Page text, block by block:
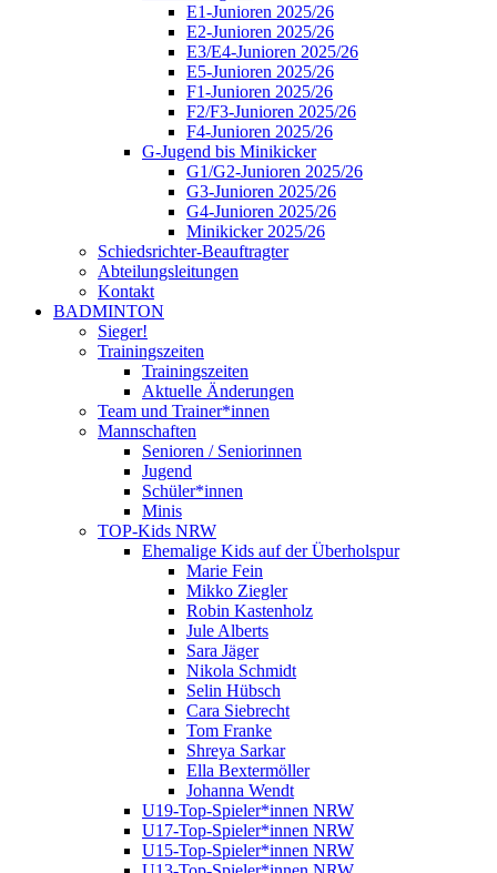
E1-Junioren 2025/26
E2-Junioren 2025/26
E3/E4-Junioren 2025/26
E5-Junioren 2025/26
F1-Junioren 2025/26
F2/F3-Junioren 2025/26
F4-Junioren 2025/26
G-Jugend bis Minikicker
G1/G2-Junioren 2025/26
G3-Junioren 2025/26
G4-Junioren 2025/26
Minikicker 2025/26
Schiedsrichter-Beauftragter
Abteilungsleitungen
Kontakt
BADMINTON
Sieger!
Trainingszeiten
Trainingszeiten
Aktuelle Änderungen
Team und Trainer*innen
Mannschaften
Senioren / Seniorinnen
Jugend
Schüler*innen
Minis
TOP-Kids NRW
Ehemalige Kids auf der Überholspur
Marie Fein
Mikko Ziegler
Robin Kastenholz
Jule Alberts
Sara Jäger
Nikola Schmidt
Selin Hübsch
Cara Siebrecht
Tom Franke
Shreya Sarkar
Ella Bextermöller
Johanna Wendt
U19-Top-Spieler*innen NRW
U17-Top-Spieler*innen NRW
U15-Top-Spieler*innen NRW